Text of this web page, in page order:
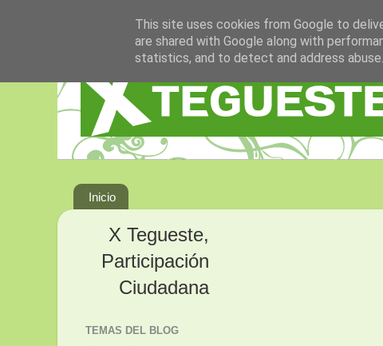
Inicio
X Tegueste,
Participación
Ciudadana
TEMAS DEL BLOG
This site uses cookies from Google to
are shared with Google along with
statistics, and to detect and address abuse.